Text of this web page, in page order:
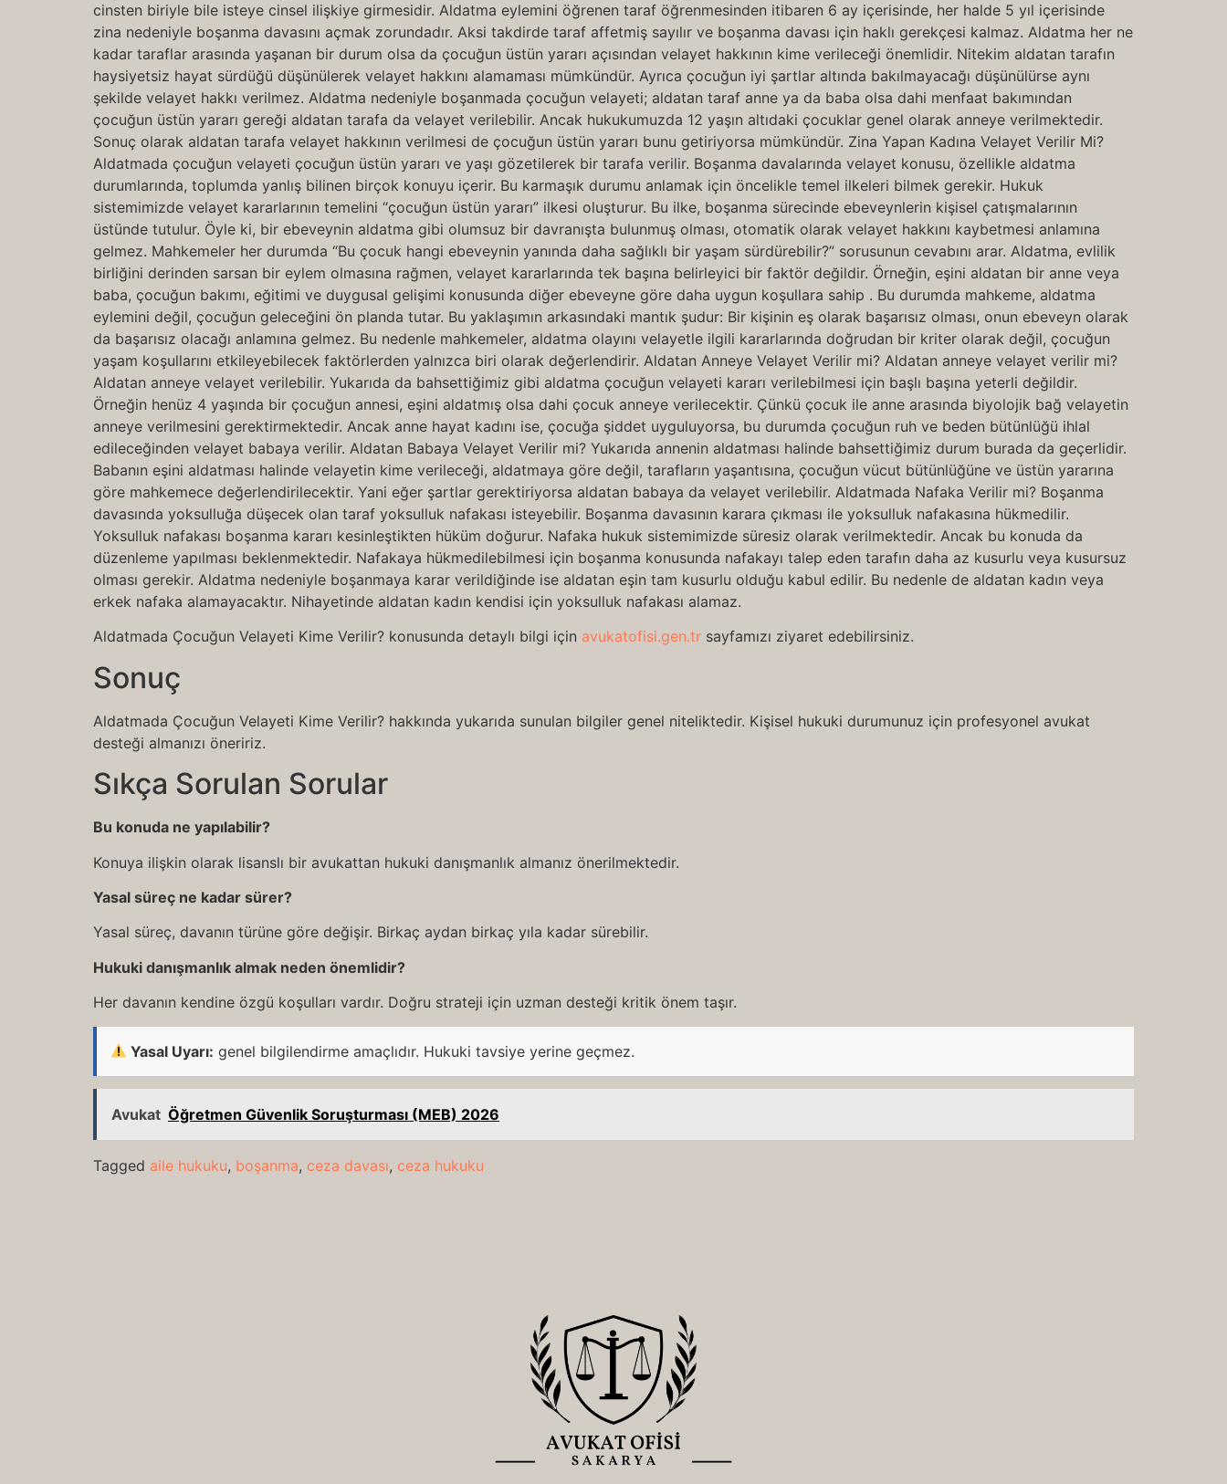
cinsten biriyle bile isteye cinsel ilişkiye girmesidir. Aldatma eylemini öğrenen taraf öğrenmesinden itibaren 6 ay içerisinde, her halde 5 yıl içerisinde
zina nedeniyle boşanma davasını açmak zorundadır. Aksi takdirde taraf affetmiş sayılır ve boşanma davası için haklı gerekçesi kalmaz. Aldatma her ne
kadar taraflar arasında yaşanan bir durum olsa da çocuğun üstün yararı açısından velayet hakkının kime verileceği önemlidir. Nitekim aldatan tarafın
haysiyetsiz hayat sürdüğü düşünülerek velayet hakkını alamaması mümkündür. Ayrıca çocuğun iyi şartlar altında bakılmayacağı düşünülürse aynı
şekilde velayet hakkı verilmez. Aldatma nedeniyle boşanmada çocuğun velayeti; aldatan taraf anne ya da baba olsa dahi menfaat bakımından
çocuğun üstün yararı gereği aldatan tarafa da velayet verilebilir. Ancak hukukumuzda 12 yaşın altıdaki çocuklar genel olarak anneye verilmektedir.
Sonuç olarak aldatan tarafa velayet hakkının verilmesi de çocuğun üstün yararı bunu getiriyorsa mümkündür. Zina Yapan Kadına Velayet Verilir Mi?
Aldatmada çocuğun velayeti çocuğun üstün yararı ve yaşı gözetilerek bir tarafa verilir. Boşanma davalarında velayet konusu, özellikle aldatma
durumlarında, toplumda yanlış bilinen birçok konuyu içerir. Bu karmaşık durumu anlamak için öncelikle temel ilkeleri bilmek gerekir. Hukuk
sistemimizde velayet kararlarının temelini “çocuğun üstün yararı” ilkesi oluşturur. Bu ilke, boşanma sürecinde ebeveynlerin kişisel çatışmalarının
üstünde tutulur. Öyle ki, bir ebeveynin aldatma gibi olumsuz bir davranışta bulunmuş olması, otomatik olarak velayet hakkını kaybetmesi anlamına
gelmez. Mahkemeler her durumda “Bu çocuk hangi ebeveynin yanında daha sağlıklı bir yaşam sürdürebilir?” sorusunun cevabını arar. Aldatma, evlilik
birliğini derinden sarsan bir eylem olmasına rağmen, velayet kararlarında tek başına belirleyici bir faktör değildir. Örneğin, eşini aldatan bir anne veya
baba, çocuğun bakımı, eğitimi ve duygusal gelişimi konusunda diğer ebeveyne göre daha uygun koşullara sahip . Bu durumda mahkeme, aldatma
eylemini değil, çocuğun geleceğini ön planda tutar. Bu yaklaşımın arkasındaki mantık şudur: Bir kişinin eş olarak başarısız olması, onun ebeveyn olarak
da başarısız olacağı anlamına gelmez. Bu nedenle mahkemeler, aldatma olayını velayetle ilgili kararlarında doğrudan bir kriter olarak değil, çocuğun
yaşam koşullarını etkileyebilecek faktörlerden yalnızca biri olarak değerlendirir. Aldatan Anneye Velayet Verilir mi? Aldatan anneye velayet verilir mi?
Aldatan anneye velayet verilebilir. Yukarıda da bahsettiğimiz gibi aldatma çocuğun velayeti kararı verilebilmesi için başlı başına yeterli değildir.
Örneğin henüz 4 yaşında bir çocuğun annesi, eşini aldatmış olsa dahi çocuk anneye verilecektir. Çünkü çocuk ile anne arasında biyolojik bağ velayetin
anneye verilmesini gerektirmektedir. Ancak anne hayat kadını ise, çocuğa şiddet uyguluyorsa, bu durumda çocuğun ruh ve beden bütünlüğü ihlal
edileceğinden velayet babaya verilir. Aldatan Babaya Velayet Verilir mi? Yukarıda annenin aldatması halinde bahsettiğimiz durum burada da geçerlidir.
Babanın eşini aldatması halinde velayetin kime verileceği, aldatmaya göre değil, tarafların yaşantısına, çocuğun vücut bütünlüğüne ve üstün yararına
göre mahkemece değerlendirilecektir. Yani eğer şartlar gerektiriyorsa aldatan babaya da velayet verilebilir. Aldatmada Nafaka Verilir mi? Boşanma
davasında yoksulluğa düşecek olan taraf yoksulluk nafakası isteyebilir. Boşanma davasının karara çıkması ile yoksulluk nafakasına hükmedilir.
Yoksulluk nafakası boşanma kararı kesinleştikten hüküm doğurur. Nafaka hukuk sistemimizde süresiz olarak verilmektedir. Ancak bu konuda da
düzenleme yapılması beklenmektedir. Nafakaya hükmedilebilmesi için boşanma konusunda nafakayı talep eden tarafın daha az kusurlu veya kusursuz
olması gerekir. Aldatma nedeniyle boşanmaya karar verildiğinde ise aldatan eşin tam kusurlu olduğu kabul edilir. Bu nedenle de aldatan kadın veya
erkek nafaka alamayacaktır. Nihayetinde aldatan kadın kendisi için yoksulluk nafakası alamaz.
Aldatmada Çocuğun Velayeti Kime Verilir? konusunda detaylı bilgi için avukatofisi.gen.tr sayfamızı ziyaret edebilirsiniz.
Sonuç
Aldatmada Çocuğun Velayeti Kime Verilir? hakkında yukarıda sunulan bilgiler genel niteliktedir. Kişisel hukuki durumunuz için profesyonel avukat
desteği almanızı öneririz.
Sıkça Sorulan Sorular
Bu konuda ne yapılabilir?
Konuya ilişkin olarak lisanslı bir avukattan hukuki danışmanlık almanız önerilmektedir.
Yasal süreç ne kadar sürer?
Yasal süreç, davanın türüne göre değişir. Birkaç aydan birkaç yıla kadar sürebilir.
Hukuki danışmanlık almak neden önemlidir?
Her davanın kendine özgü koşulları vardır. Doğru strateji için uzman desteği kritik önem taşır.
Yasal Uyarı: genel bilgilendirme amaçlıdır. Hukuki tavsiye yerine geçmez.
Avukat Öğretmen Güvenlik Soruşturması (MEB) 2026
Tagged aile hukuku, boşanma, ceza davası, ceza hukuku